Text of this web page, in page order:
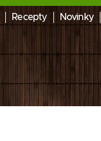
Recepty Novinky